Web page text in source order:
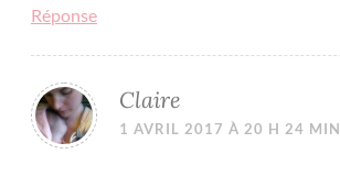
Réponse
Claire
1 AVRIL 2017 À 20 H 24 MIN